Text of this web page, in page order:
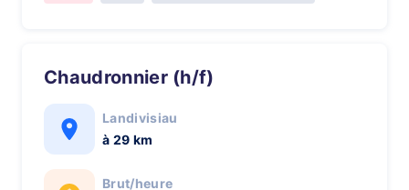
Chaudronnier (h/f)
Landivisiau
à 29 km
Brut/heure